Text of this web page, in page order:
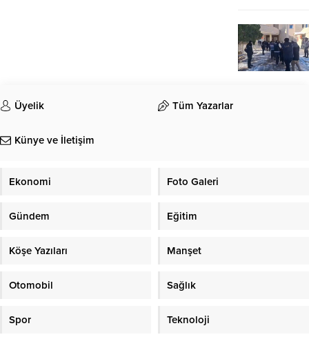
Üyelik Tüm Yazarlar
Künye ve İletişim
Ekonomi Foto Galeri
Gündem Eğitim
Köşe Yazıları Manşet
Otomobil Sağlık
Spor Teknoloji